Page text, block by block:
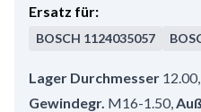
Ersatz für:
BOSCH 1124035057
Lager Durchmesser 12.00,
Gewindegr. M16-1.50,